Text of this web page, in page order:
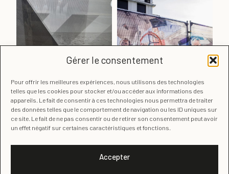
Gérer le consentement
Pour offrir les meilleures expériences, nous utilisons des technologies
telles que les cookies pour stocker et/ou accéder aux informations des
appareils. Le fait de consentir à ces technologies nous permettra de traiter
des données telles que le comportement de navigation ou les ID uniques sur
ce site. Le fait de ne pas consentir ou de retirer son consentement peut avoir
un effet négatif sur certaines caractéristiques et fonctions.
Accepter